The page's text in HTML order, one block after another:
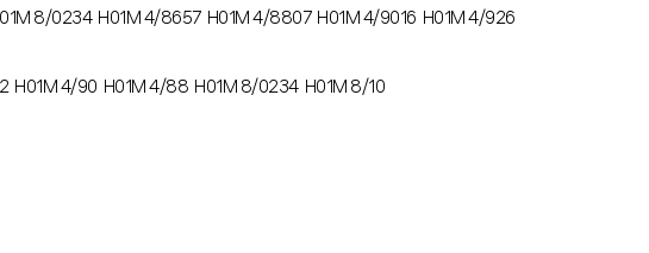
8/0234 H01M 4/8657 H01M 4/8807 H01M 4/9016 H01M 4/926
H01M 4/90 H01M 4/88 H01M 8/0234 H01M 8/10